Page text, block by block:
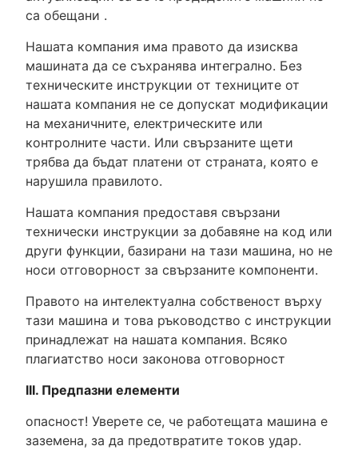
са обещани .
Нашата компания има правото да изисква
машината да се съхранява интегрално. Без
техническите инструкции от техниците от
нашата компания не се допускат модификации
на механичните, електрическите или
контролните части. Или свързаните щети
трябва да бъдат платени от страната, която е
нарушила правилото.
Нашата компания предоставя свързани
технически инструкции за добавяне на код или
други функции, базирани на тази машина, но не
носи отговорност за свързаните компоненти.
Правото на интелектуална собственост върху
тази машина и това ръководство с инструкции
принадлежат на нашата компания. Всяко
плагиатство носи законова отговорност
III. Предпазни елементи
опасност! Уверете се, че работещата машина е
заземена, за да предотвратите токов удар.